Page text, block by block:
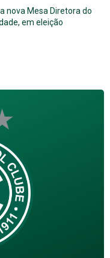
nova Mesa Diretora do
em eleição